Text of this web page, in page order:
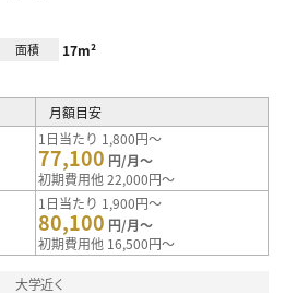
面積 17m²
月額目安
1日当たり 1,800円～
77,100 円/月～
初期費用他 22,000円～
1日当たり 1,900円～
80,100 円/月～
初期費用他 16,500円～
大学近く